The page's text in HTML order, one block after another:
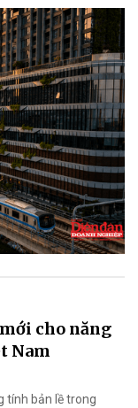
cho năng
Nam
tính bản lề trong